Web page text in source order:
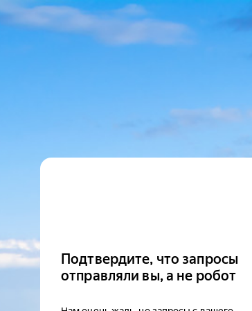
Подтвердите, что запросы
отправляли вы, а не робот